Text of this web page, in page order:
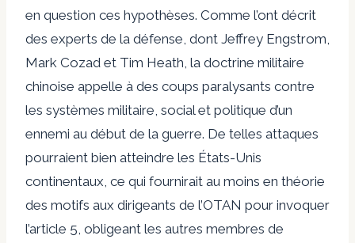
en question ces hypothèses. Comme l’ont décrit
des experts de la défense, dont Jeffrey Engstrom,
Mark Cozad et Tim Heath, la doctrine militaire
chinoise appelle à des coups paralysants contre
les systèmes militaire, social et politique d’un
ennemi au début de la guerre. De telles attaques
pourraient bien atteindre les États-Unis
continentaux, ce qui fournirait au moins en théorie
des motifs aux dirigeants de l’OTAN pour invoquer
l’article 5, obligeant les autres membres de